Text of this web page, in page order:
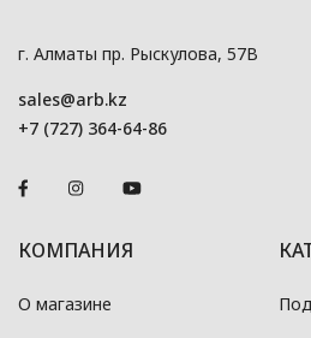
г. Алматы пр. Рыскулова, 57В
sales@arb.kz
+7 (727) 364-64-86
КОМПАНИЯ
О магазине